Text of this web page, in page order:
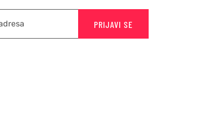
PRIJAVI SE